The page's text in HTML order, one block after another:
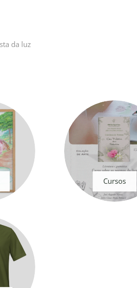
da luz
Cursos